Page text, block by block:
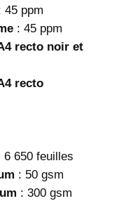
M
D
45 ppm
: 45 ppm
recto noir et
recto
6 650 feuilles
: 50 gsm
: 300 gsm